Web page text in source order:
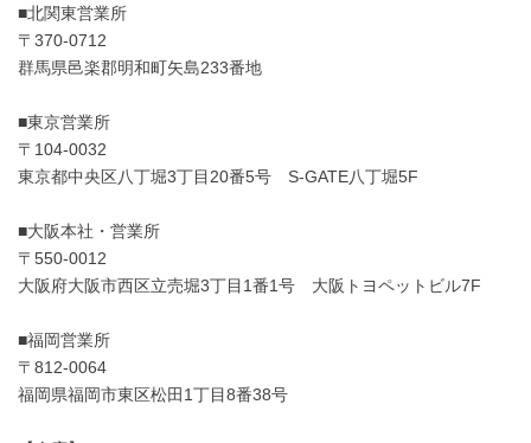
■北関東営業所
〒370-0712
群馬県邑楽郡明和町矢島233番地
■東京営業所
〒104-0032
東京都中央区八丁堀3丁目20番5号 S-GATE八丁堀5F
■大阪本社・営業所
〒550-0012
大阪府大阪市西区立売堀3丁目1番1号 大阪トヨペットビル7F
■福岡営業所
〒812-0064
福岡県福岡市東区松田1丁目8番38号